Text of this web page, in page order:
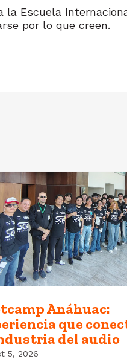
la Escuela
por lo que creen.
Anáhuac:
que
del audio
5, 2026